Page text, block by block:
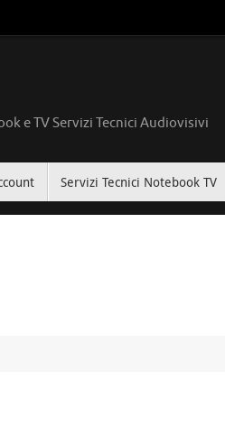
e TV Servizi Tecnici Audiovisivi
Servizi Tecnici Notebook TV